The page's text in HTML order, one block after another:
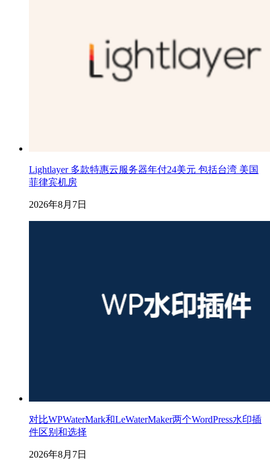
Lightlayer 多款特惠云服务器年付24美元 包括台湾 美国
菲律宾机房
2026年8月7日
对比WPWaterMark和LeWaterMaker两个WordPress水印插
件区别和选择
2026年8月7日